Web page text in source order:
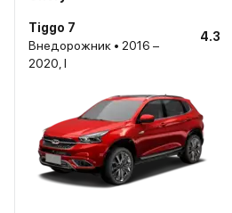
Tiggo 7
Внедорожник • 2016 –
2020, I
4.3